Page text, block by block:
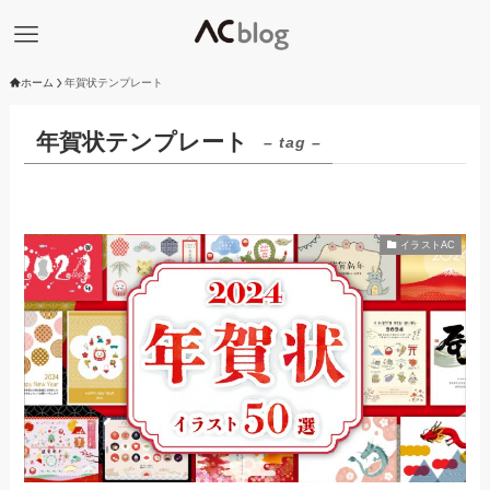
ホーム 年賀状テンプレート
年賀状テンプレート – tag –
イラストAC